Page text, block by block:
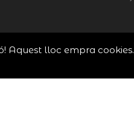
Aquest lloc empra cookies.